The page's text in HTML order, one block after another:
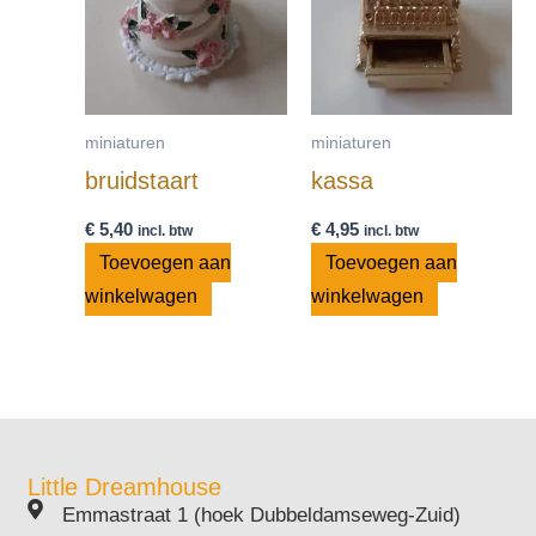
miniaturen
bruidstaart
€ 5,40 incl. btw
Toevoegen aan
winkelwagen
miniaturen
kassa
€4,95 incl. btw
Toevoegen aan
winkelwagen
Little Dreamhouse
Emmastraat 1 (hoek Dubbeldamseweg-Zuid)